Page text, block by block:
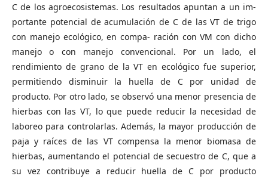
C de los agroecosistemas. Los resultados apuntan a un im-
portante potencial de acumulación de C de las VT de trigo
con manejo ecológico, en compa- ración con VM con dicho
manejo o con manejo convencional. Por un lado, el
rendimiento de grano de la VT en ecológico fue superior,
permitiendo disminuir la huella de C por unidad de
producto. Por otro lado, se observó una menor presencia de
hierbas con las VT, lo que puede reducir la necesidad de
laboreo para controlarlas. Además, la mayor producción de
paja y raíces de las VT compensa la menor biomasa de
hierbas, aumentando el potencial de secuestro de C, que a
su vez contribuye a reducir huella de C por producto